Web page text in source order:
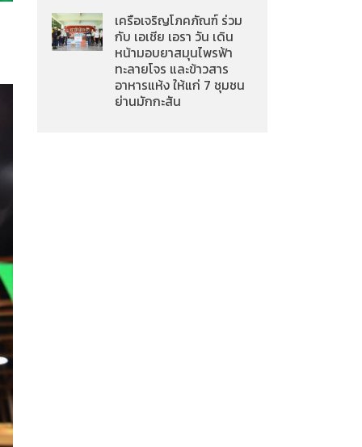
เครือเจริญโภคภัณฑ์ ร่วม
กับ เอเชีย เอรา วัน เดิน
หน้ามอบยาสมุนไพรฟ้า
ทะลายโจร และข้าวสาร
อาหารแห้ง ให้แก่ 7 ชุมชน
ย่านมักกะสัน